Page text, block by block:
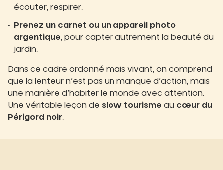
écouter, respirer.
Prenez un carnet ou un appareil photo
argentique , pour capter autrement la beauté du
jardin.
Dans ce cadre ordonné mais vivant, on comprend
que la lenteur n’est pas un manque d’action, mais
une manière d’habiter le monde avec attention.
Une véritable leçon de slow tourisme au cœur du
Périgord noir.